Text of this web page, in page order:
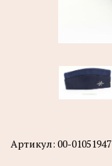
Артикул: 00-01051947